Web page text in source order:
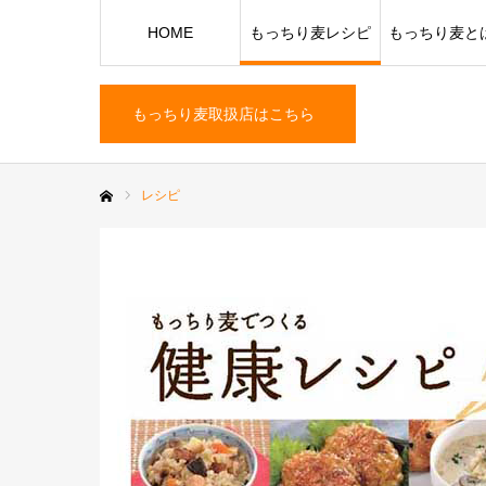
もっちり麦取扱店はこちら
HOME もっちり麦レシピ もっちり麦と
レシピ